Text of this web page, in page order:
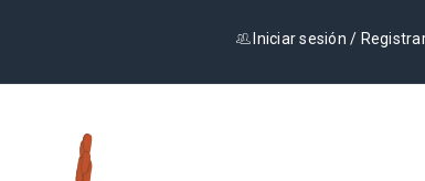
Iniciar sesión /